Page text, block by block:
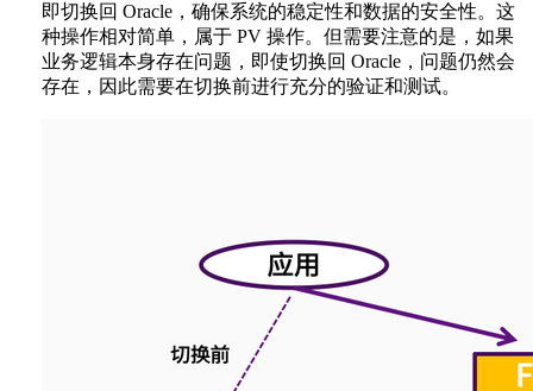
即切换回 Oracle，确保系统的稳定性和数据的安全性。这
种操作相对简单，属于 PV 操作。但需要注意的是，如果
业务逻辑本身存在问题，即使切换回 Oracle，问题仍然会
存在，因此需要在切换前进行充分的验证和测试。